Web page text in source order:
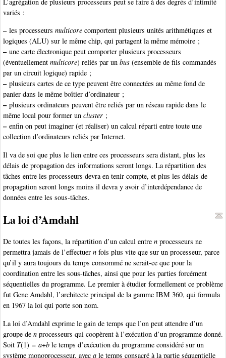
variés :
–les processeurs multicore comportent plusieurs unités arithmétiques et
logiques (ALU) sur le même chip, qui partagent la même mémoire ;
–une carte électronique peut comporter plusieurs processeurs
(éventuellement multicore) reliés par un bus (ensemble de fils commandés
par un circuit logique) rapide ;
–plusieurs cartes de ce type peuvent être connectées au même fond de
panier dans le même boîtier d’ordinateur ;
–plusieurs ordinateurs peuvent être reliés par un réseau rapide dans le
même local pour former un cluster ;
–enfin on peut imaginer (et réaliser) un calcul réparti entre toute une
collection d’ordinateurs reliés par Internet.
Il va de soi que plus le lien entre ces processeurs sera distant, plus les
délais de propagation des informations seront longs. La répartition des
tâches entre les processeurs devra en tenir compte, et plus les délais de
propagation seront longs moins il devra y avoir d’interdépendance de
données entre les sous-tâches.
La loi d’Amdahl
De toutes les façons, la répartition d’un calcul entre n processeurs ne
permettra jamais de l’effectuer n fois plus vite que sur un processeur, parce
qu’il y aura toujours du temps consommé ne serait-ce que pour la
coordination entre les sous-tâches, ainsi que pour les parties forcément
séquentielles du programme. Le premier à étudier formellement ce problème
fut Gene Amdahl, l’architecte principal de la gamme IBM 360, qui formula
en 1967 la loi qui porte son nom.
La loi d’Amdahl exprime le gain de temps que l’on peut attendre d’un
groupe de n processeurs qui coopèrent à l’exécution d’un programme donné.
Soit T(1) = a+b le temps d’exécution du programme considéré sur un
système monoprocesseur, avec a le temps consacré à la partie séquentielle